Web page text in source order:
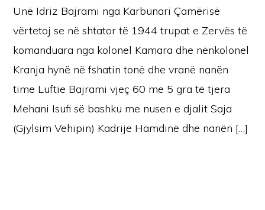
Unë Idriz Bajrami nga Karbunari Çamërisë
vërtetoj se në shtator të 1944 trupat e Zervës të
komanduara nga kolonel Kamara dhe nënkolonel
Kranja hynë në fshatin tonë dhe vranë nanën
time Luftie Bajrami vjeç 60 me 5 gra të tjera
Mehani Isufi së bashku me nusen e djalit Saja
(Gjylsim Vehipin) Kadrije Hamdinë dhe nanën […]